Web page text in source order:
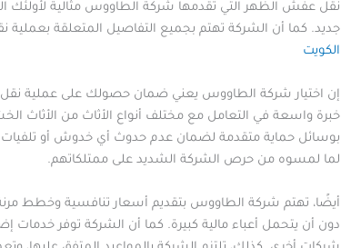
نقل عفش الظهر التي تقدمها شركة الطاووس مثالية لأولئك
جديد. كما أن الشركة تهتم بجميع التفاصيل المتعلقة بعملية
الكويت
إن اختيار شركة الطاووس يعني ضمان حصولك على عملية
خبرة واسعة في التعامل مع مختلف أنواع الأثاث من الأثاث
بوسائل حماية متقدمة لضمان عدم حدوث أي خدوش أو
لما لمسوه من حرص الشركة الشديد على ممتلكاتهم.
أيضًا، تهتم شركة الطاووس بتقديم أسعار تنافسية وخطط
دون أن يتحمل أعباء مالية كبيرة. كما أن الشركة توفر خدمات